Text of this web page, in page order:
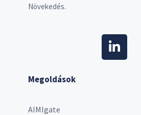
Növekedés.
Megoldások
AIMIgate